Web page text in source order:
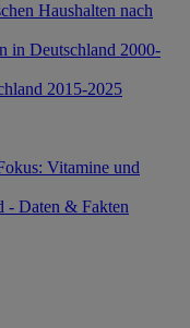
Haushalten nach
in Deutschland 2000-
2015-2025
Vitamine und
- Daten & Fakten